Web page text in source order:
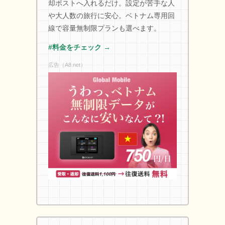
却ポストへ入れるだけ。設定が苦手な人
や大人数の旅行に安心。ベトナム専用回
線で容量無制限プランも選べます。
#料金をチェック →
広告（A8.net）